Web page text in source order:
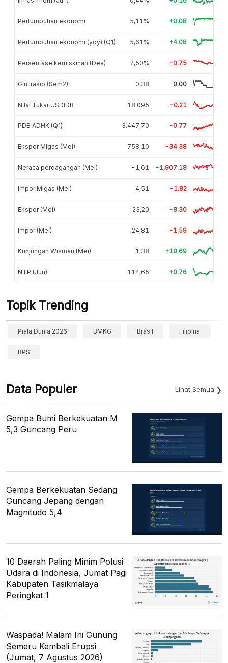
Pertumbuhan ekonomi 5,11% +0.08
Pertumbuhan ekonomi (yoy) (Q1) 5,61% +4.08
Persentase kemiskinan (Des) 7,50% -0.75
Gini rasio (Sem2) 0,38 0.00
Nilai Tukar USDIDR 18.095 -0.21
PDB ADHK (Q1) 3.447,70 -0.77
Ekspor Migas (Mei) 758,10 -34.38
Neraca perdagangan (Mei) -1,61 -1,907.18
Impor Migas (Mei) 4,51 -1.82
Ekspor (Mei) 23,20 -8.30
Impor (Mei) 24,81 -1.59
Kunjungan Wisman (Mei) 1,38 +10.69
NTP (Jun) 114,65 +0.76
Topik Trending
Piala Dunia 2026 BMKG Brasil Filipina
BPS
Data Populer Lihat Semua
Gempa Bumi Berkekuatan M
5,3 Guncang Peru
Gempa Berkekuatan Sedang
Guncang Jepang dengan
Magnitudo 5,4
10 Daerah Paling Minim Polusi
Udara di Indonesia, Jumat Pagi
Kabupaten Tasikmalaya
Peringkat 1
Waspada! Malam Ini Gunung
Semeru Kembali Erupsi
(Jumat, 7 Agustus 2026)